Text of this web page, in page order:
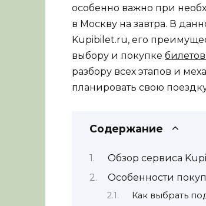
особенно важно при
в Москву на завтра. В
Kupibilet.ru, его
выбору и покупке
разбору всех этапов и
планировать свою
Содержание
Обзор сервиса
Особенности
Как выбрать